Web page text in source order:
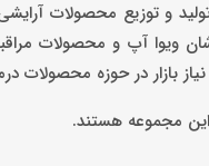
مرداد 1398 فعالیت خود را در زمینه
ویوا آپ و محصولات
بازار در حوزه محصولات
این مجموعه هستند.